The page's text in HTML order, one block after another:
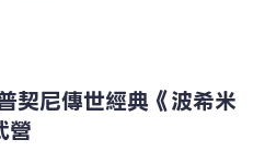
契尼傳世經典《波希米
營